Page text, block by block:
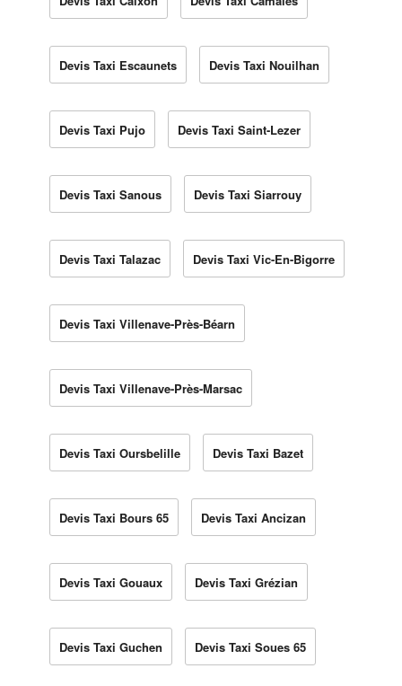
Devis Taxi Escaunets Devis Taxi Nouilhan
Devis Taxi Pujo Devis Taxi Saint-Lezer
Devis Taxi Sanous Devis Taxi Siarrouy
Devis Taxi Talazac Devis Taxi Vic-En-Bigorre
Devis Taxi Villenave-Près-Béarn
Devis Taxi Villenave-Près-Marsac
Devis Taxi Oursbelille Devis Taxi Bazet
Devis Taxi Bours 65 Devis Taxi Ancizan
Devis Taxi Gouaux Devis Taxi Grézian
Devis Taxi Guchen Devis Taxi Soues 65